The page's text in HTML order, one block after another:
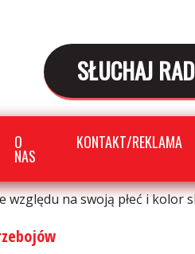
SŁUCHAJ
O
NAS
KONTAKT/REKLAMA
na swoją płeć i kolor